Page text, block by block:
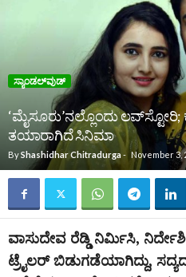
ಸ್ಯಾಂಡಲ್‌ವುಡ್‌
‘ಮೈಸೂರು’ನಲ್ಲೊಂದು
ತಯಾರಾಗಿದೆ ಸಿನಿಮಾ
ByShashidhar Chitradurga - November 3,
ವಾಸುದೇವ ರೆಡ್ಡಿ ನಿರ್ಮಿಸಿ,
ಟ್ರೈಲರ್ ಬಿಡುಗಡೆಯಾಗಿದ್ದು,